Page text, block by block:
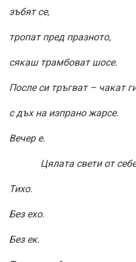
зъбят се,
тропат пред празното,
сякаш трамбоват шосе.
После си тръгват – чакат
с дъх на изпрано жарсе.
Вечер е.
Цялата свети от себе
Тихо.
Без ехо.
Без ек.